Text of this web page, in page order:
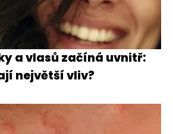
a vlasů začíná uvnitř:
největší vliv?